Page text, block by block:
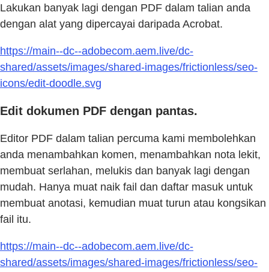
Lakukan banyak lagi dengan PDF dalam talian anda
dengan alat yang dipercayai daripada Acrobat.
https://main--dc--adobecom.aem.live/dc-
shared/assets/images/shared-images/frictionless/seo-
icons/edit-doodle.svg
Edit dokumen PDF dengan pantas.
Editor PDF dalam talian percuma kami membolehkan
anda menambahkan komen, menambahkan nota lekit,
membuat serlahan, melukis dan banyak lagi dengan
mudah. Hanya muat naik fail dan daftar masuk untuk
membuat anotasi, kemudian muat turun atau kongsikan
fail itu.
https://main--dc--adobecom.aem.live/dc-
shared/assets/images/shared-images/frictionless/seo-